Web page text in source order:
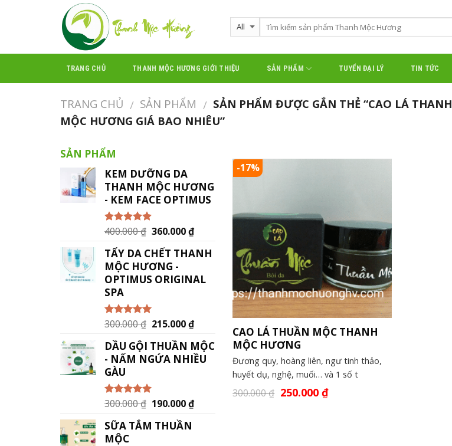
TRANG CHỦ THANH MỘC HƯƠNG GIỚI THIỆU SẢN PHẨM TUYỂN ĐẠI LÝ TIN TỨC
TRANG CHỦ / SẢN PHẨM / SẢN PHẨM ĐƯỢC GẮN THẺ “CAO LÁ THANH
MỘC HƯƠNG GIÁ BAO NHIÊU”
SẢN PHẨM
KEM DƯỠNG DA
THANH MỘC HƯƠNG
- KEM FACE OPTIMUS
Được xếp
5.005
sao
400.000₫ 360.000₫
TẨY DA CHẾT THANH
MỘC HƯƠNG -
OPTIMUS ORIGINAL
SPA
Được xếp
5.005
sao
300.000₫ 215.000₫
DẦU GỘI THUẦN MỘC
- NẤM NGỨA NHIỀU
GÀU
Được xếp
5.005
sao
300.000₫ 190.000₫
SỮA TẮM THUẦN
MỘC
-17%
CAO LÁ THUẦN MỘC THANH
MỘC HƯƠNG
Đương quy, hoàng liên, ngư tinh thảo,
huyết dụ, nghệ, muối… và 1 số t
300.000₫ 250.000₫